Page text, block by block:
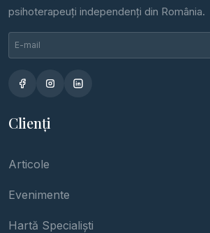
psihoterapeuți independenți din România.
Email newsletter
Nu completa
Clienți
Articole
Evenimente
Hartă Specialiști